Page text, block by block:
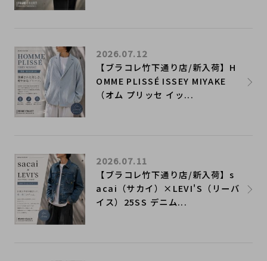
【ブラコレ竹下通り店/新入荷】H
OMME PLISSÉ ISSEY MIYAKE
（オム プリッセ イッ...
2026.07.12
【ブラコレ竹下通り店/新入荷】s
acai（サカイ）×LEVI'S（リーバ
イス）25SS デニム...
2026.07.11